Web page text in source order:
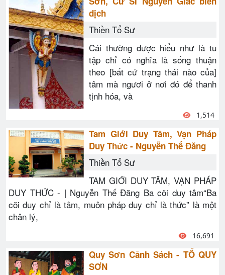
dịch
Thiền Tổ Sư
Cái thường được hiểu như là tu
tập chỉ có nghĩa là sống thuận
theo [bất cứ trạng thái nào của]
tâm mà ngươi ở nơi đó để thanh
tịnh hóa, và
1,514
Tam Giới Duy Tâm, Vạn Pháp
Duy Thức - Nguyễn Thế Đăng
Thiền Tổ Sư
TAM GIỚI DUY TÂM, VẠN PHÁP
DUY THỨC - | Nguyễn Thế Đăng Ba cõi duy tâm“Ba
cõi duy chỉ là tâm, muôn pháp duy chỉ là thức” là một
chân lý,
16,691
Quy Sơn Cảnh Sách - TỔ QUY
SƠN